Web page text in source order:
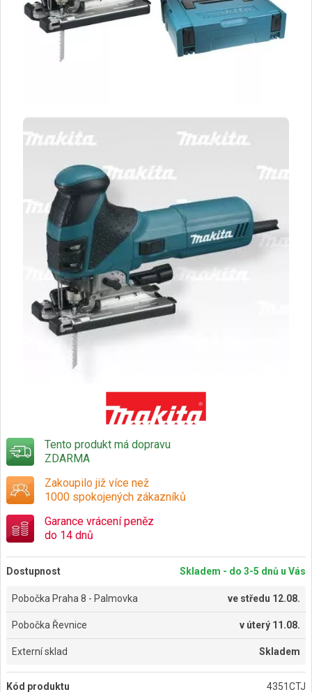
Tento produkt má dopravu
ZDARMA
Zakoupilo již více než
1000 spokojených zákazníků
Garance vrácení peněz
do 14 dnů
Dostupnost Skladem - do 3-5 dnů u Vás
Pobočka Praha 8 - Palmovka ve středu 12.08.
Pobočka Řevnice v úterý 11.08.
Externí sklad Skladem
Kód produktu 4351CTJ